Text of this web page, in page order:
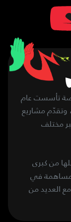
تأسست عام
وتقدّم مشاريع
مختلف
من كبرى
مساهمة في
العديد من